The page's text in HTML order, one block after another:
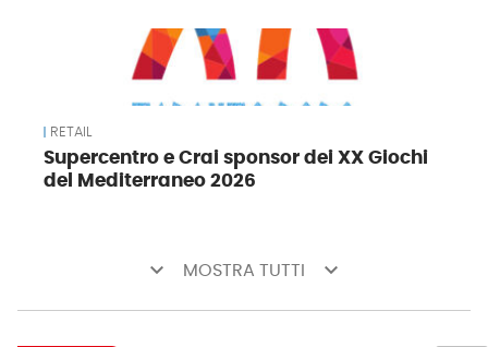
RETAIL
Supercentro e Crai sponsor dei XX Giochi
del Mediterraneo 2026
keyboard_arrow_down MOSTRA TUTTI keyboard_arrow_down